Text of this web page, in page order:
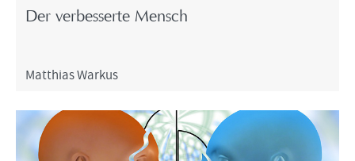
Der ver­bes­ser­te Mensch
Mat­thi­as War­kus